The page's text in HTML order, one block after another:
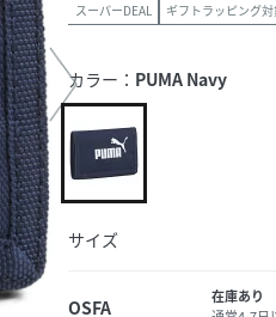
スーパーDEAL ギフトラッピング対
カラー： PUMA Navy
サイズ
OSFA
在庫あり